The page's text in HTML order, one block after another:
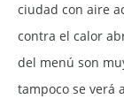
ciudad con aire
contra el calor
del menú son
tampoco se verá